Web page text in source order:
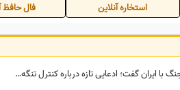
استخاره آنلاین فال حافظ
ترامپ از پایان زودهنگام جنگ با ایران گفت؛ ادعایی تازه درباره کنترل تنگه هرمز